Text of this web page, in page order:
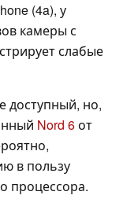
(4a), у
камеры с
слабые
доступный, но,
Nord 6от
в пользу
процессора.